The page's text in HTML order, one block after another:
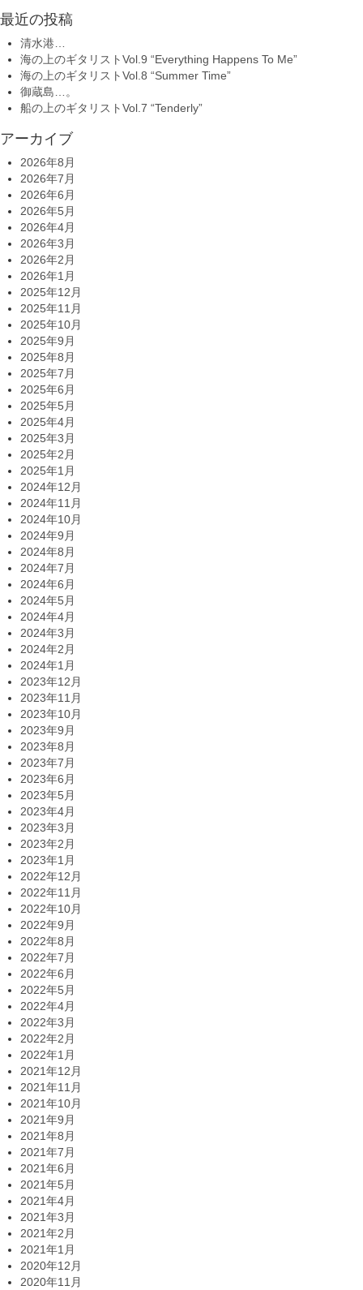
最近の投稿
清水港…
海の上のギタリストVol.9 “Everything Happens To Me”
海の上のギタリストVol.8 “Summer Time”
御蔵島…。
船の上のギタリストVol.7 “Tenderly”
アーカイブ
2026年8月
2026年7月
2026年6月
2026年5月
2026年4月
2026年3月
2026年2月
2026年1月
2025年12月
2025年11月
2025年10月
2025年9月
2025年8月
2025年7月
2025年6月
2025年5月
2025年4月
2025年3月
2025年2月
2025年1月
2024年12月
2024年11月
2024年10月
2024年9月
2024年8月
2024年7月
2024年6月
2024年5月
2024年4月
2024年3月
2024年2月
2024年1月
2023年12月
2023年11月
2023年10月
2023年9月
2023年8月
2023年7月
2023年6月
2023年5月
2023年4月
2023年3月
2023年2月
2023年1月
2022年12月
2022年11月
2022年10月
2022年9月
2022年8月
2022年7月
2022年6月
2022年5月
2022年4月
2022年3月
2022年2月
2022年1月
2021年12月
2021年11月
2021年10月
2021年9月
2021年8月
2021年7月
2021年6月
2021年5月
2021年4月
2021年3月
2021年2月
2021年1月
2020年12月
2020年11月